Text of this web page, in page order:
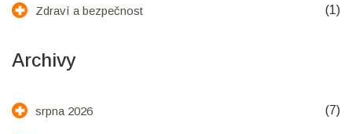
Zdraví a bezpečnost (1)
Archivy
srpna 2026 (7)